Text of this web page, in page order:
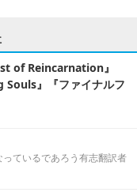
of Reincarnation』
Souls』『ファイナルフ
ているであろう有志翻訳者